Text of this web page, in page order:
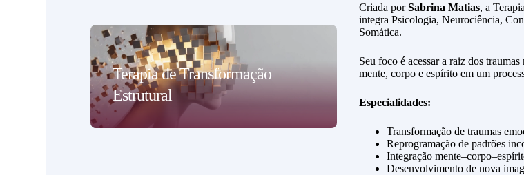
Terapia de Transformação
Estrutural
Criada porSabrina Matias, a
integra Psicologia, Neurociência,
Somática.
Seu foco é acessar a raiz dos
mente, corpo e espírito em um
Especialidades:
Transformação de traumas
Reprogramação de padrões
Integração
Desenvolvimento de nova